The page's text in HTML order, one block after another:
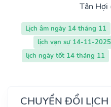
Tân
Lịch âm ngày 14 tháng 11
lịch vạn sự 14-11-2025
lịch ngày tốt 14 tháng 11
CHUYỂN ĐỔI